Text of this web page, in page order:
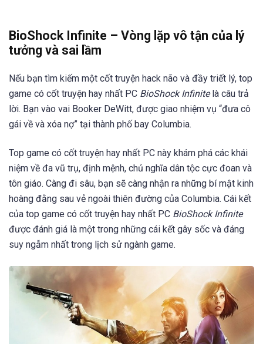
BioShock Infinite – Vòng lặp vô tận của lý
tưởng và sai lầm
Nếu bạn tìm kiếm một cốt truyện hack não và đầy triết lý, top
game có cốt truyện hay nhất PC BioShock Infinitelà câu trả
lời. Bạn vào vai Booker DeWitt, được giao nhiệm vụ “đưa cô
gái về và xóa nợ” tại thành phố bay Columbia.
Top game có cốt truyện hay nhất PC này khám phá các khái
niệm về đa vũ trụ, định mệnh, chủ nghĩa dân tộc cực đoan và
tôn giáo. Càng đi sâu, bạn sẽ càng nhận ra những bí mật kinh
hoàng đằng sau vẻ ngoài thiên đường của Columbia. Cái kết
của top game có cốt truyện hay nhất PC BioShock Infinite
được đánh giá là một trong những cái kết gây sốc và đáng
suy ngẫm nhất trong lịch sử ngành game.